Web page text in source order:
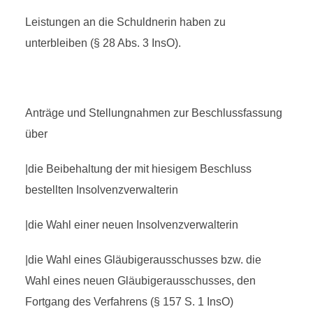
Leistungen an die Schuldnerin haben zu
unterbleiben (§ 28 Abs. 3 InsO).
Anträge und Stellungnahmen zur Beschlussfassung
über
|die Beibehaltung der mit hiesigem Beschluss
bestellten Insolvenzverwalterin
|die Wahl einer neuen Insolvenzverwalterin
|die Wahl eines Gläubigerausschusses bzw. die
Wahl eines neuen Gläubigerausschusses, den
Fortgang des Verfahrens (§ 157 S. 1 InsO)